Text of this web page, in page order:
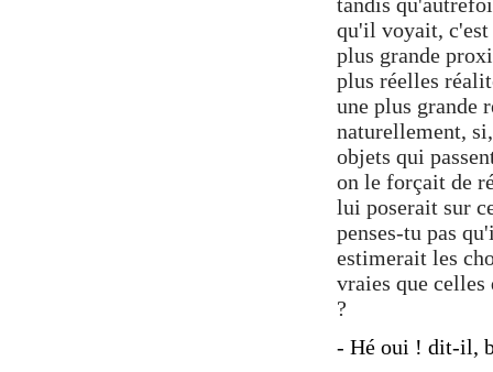
qu'il voyait, c'est
plus grande
plus réelles
une plus grande
naturellement,
objets qui
on le forçait de
lui poserait sur
penses-tu pas
estimerait les
vraies que
?
- Hé oui ! dit-il,